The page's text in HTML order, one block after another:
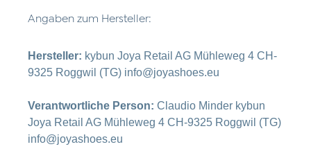
Angaben zum Hersteller:
Hersteller: kybun Joya Retail AG Mühleweg 4 CH-
9325 Roggwil (TG) info@joyashoes.eu
Verantwortliche Person: Claudio Minder kybun
Joya Retail AG Mühleweg 4 CH-9325 Roggwil (TG)
info@joyashoes.eu